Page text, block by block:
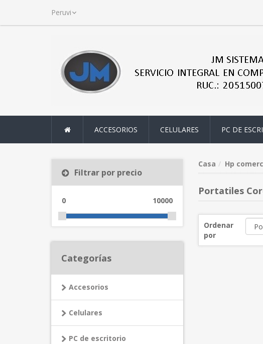
ACCESORIOS CELULARES PC DE
Casa Hp
Portatiles
Ordenar
por
Filtrar por precio
0 10000
Categorías
Accesorios
Celulares
PC de escritorio